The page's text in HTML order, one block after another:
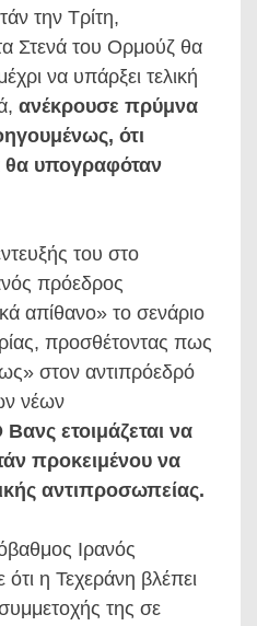
την Τρίτη,
Στενά του Ορμούζ θα
να υπάρξει τελική
ανέκρουσε πρύμνα
ότι
υπογραφόταν
του στο
πρόεδρος
απίθανο» το σενάριο
προσθέτοντας πως
στον αντιπρόεδρό
νέων
Βανς ετοιμάζεται να
προκειμένου να
αντιπροσωπείας.
Ιρανός
η Τεχεράνη βλέπει
της σε